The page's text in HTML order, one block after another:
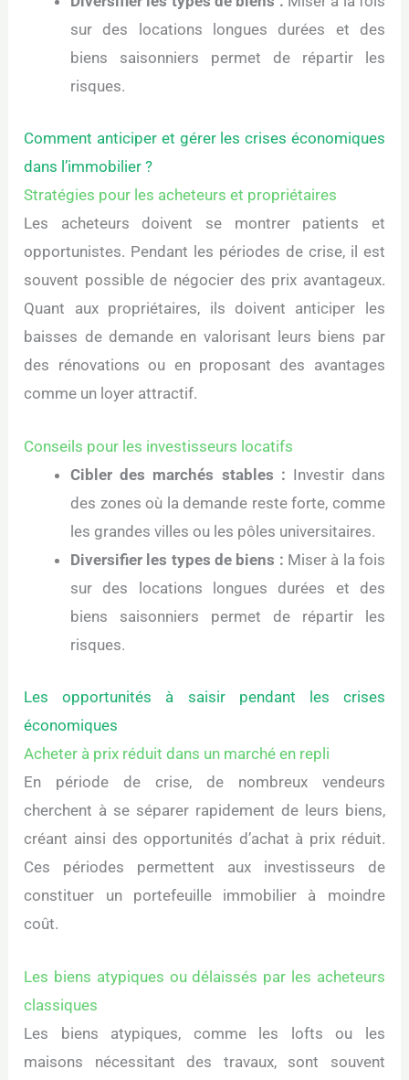
sur des locations longues durées et des
biens saisonniers permet de répartir les
risques.
Comment anticiper et gérer les crises économiques
dans l’immobilier ?
Stratégies pour les acheteurs et propriétaires
Les acheteurs doivent se montrer patients et
opportunistes. Pendant les périodes de crise, il est
souvent possible de négocier des prix avantageux.
Quant aux propriétaires, ils doivent anticiper les
baisses de demande en valorisant leurs biens par
des rénovations ou en proposant des avantages
comme un loyer attractif.
Conseils pour les investisseurs locatifs
Cibler des marchés stables : Investir dans
des zones où la demande reste forte, comme
les grandes villes ou les pôles universitaires.
Diversifier les types de biens : Miser à la fois
sur des locations longues durées et des
biens saisonniers permet de répartir les
risques.
Les opportunités à saisir pendant les crises
économiques
Acheter à prix réduit dans un marché en repli
En période de crise, de nombreux vendeurs
cherchent à se séparer rapidement de leurs biens,
créant ainsi des opportunités d’achat à prix réduit.
Ces périodes permettent aux investisseurs de
constituer un portefeuille immobilier à moindre
coût.
Les biens atypiques ou délaissés par les acheteurs
classiques
Les biens atypiques, comme les lofts ou les
maisons nécessitant des travaux, sont souvent